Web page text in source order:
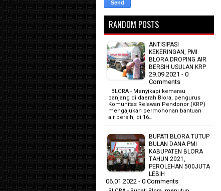
RANDOM POSTS
ANTISIPASI
KEKERINGAN, PMI
BLORA DROPING AIR
BERSIH USULAN KRP
29.09.2021 - 0
Comments
BLORA - Menyikapi kemarau
panjang di daerah Blora, pengurus
Komunitas Relawan Pendonor (KRP)
mengajukan permohonan bantuan
air bersih, di 16…
BUPATI BLORA TUTUP
BULAN DANA PMI
KABUPATEN BLORA
TAHUN 2021,
PEROLEHAN 500JUTA
LEBIH
06.01.2022 - 0 Comments